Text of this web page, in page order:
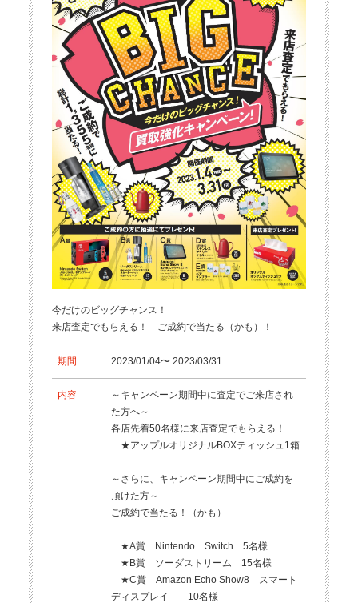
今だけのビッグチャンス！
来店査定でもらえる！ ご成約で当たる（かも）！
期間 2023/01/04〜 2023/03/31
内容
～キャンペーン期間中に査定でご来店され
た方へ～
各店先着50名様に来店査定でもらえる！
★アップルオリジナルBOXティッシュ1箱
～さらに、キャンペーン期間中にご成約を
頂けた方～
ご成約で当たる！（かも）
★A賞 Nintendo Switch 5名様
★B賞 ソーダストリーム 15名様
★C賞 Amazon Echo Show8 スマート
ディスプレイ 10名様